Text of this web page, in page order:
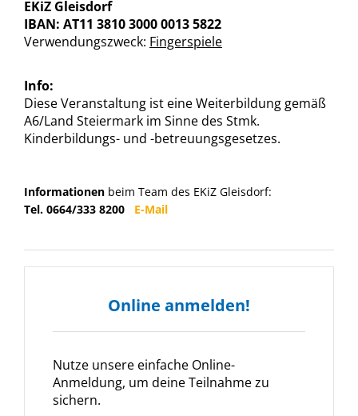
EKiZ Gleisdorf
IBAN: AT11 3810 3000 0013 5822
Verwendungszweck: Fingerspiele
Info:
Diese Veranstaltung ist eine Weiterbildung gemäß
A6/Land Steiermark im Sinne des Stmk.
Kinderbildungs- und -betreuungsgesetzes.
Informationen beim Team des EKiZ Gleisdorf:
Tel. 0664/333 8200 E-Mail
Online anmelden!
Nutze unsere einfache Online-
Anmeldung, um deine Teilnahme zu
sichern.